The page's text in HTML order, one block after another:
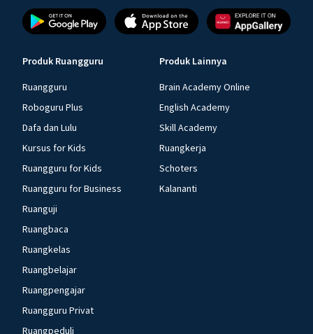
Produk Ruangguru
Ruangguru
Roboguru Plus
Dafa dan Lulu
Kursus for Kids
Ruangguru for Kids
Ruangguru for Business
Ruanguji
Ruangbaca
Ruangkelas
Ruangbelajar
Ruangpengajar
Ruangguru Privat
Ruangpeduli
Produk Lainnya
Brain Academy Online
English Academy
Skill Academy
Ruangkerja
Schoters
Kalananti